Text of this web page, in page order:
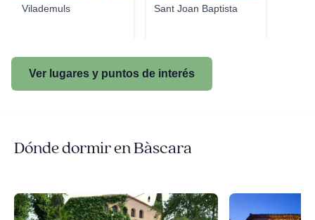
Vilademuls Sant Joan Baptista
Ver lugares y puntos de interés
Dónde dormir en Bàscara